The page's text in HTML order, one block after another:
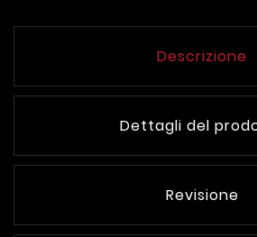
Descrizione
Dettagli del
Revisione